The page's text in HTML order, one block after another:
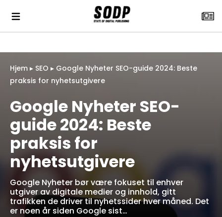
Hjem ▸ SEO ▸ Google Nyheter SEO-guide 2024: Beste
praksis for nyhetsutgivere
Google Nyheter SEO-
guide 2024: Beste
praksis for
nyhetsutgivere
Google Nyheter bør være fokuset til enhver
utgiver av digitale medier og innhold, gitt
trafikken de driver til nyhetssider hver måned. Det
er noen år siden Google sist…